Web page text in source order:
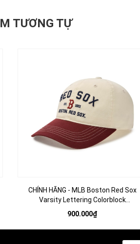
TƯƠNG TỰ
CHÍNH HÃNG - MLB Boston Red Sox
Varsity Lettering Colorblock
Unstructured Ball Cap - Mũ lưỡi trai nón
kết tone đỏ
900.000₫